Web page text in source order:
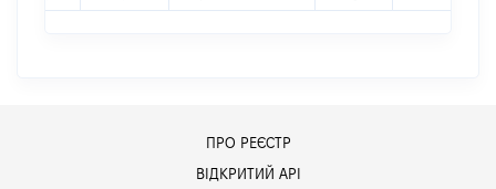
ПРО РЕЄСТР
ВІДКРИТИЙ АРІ